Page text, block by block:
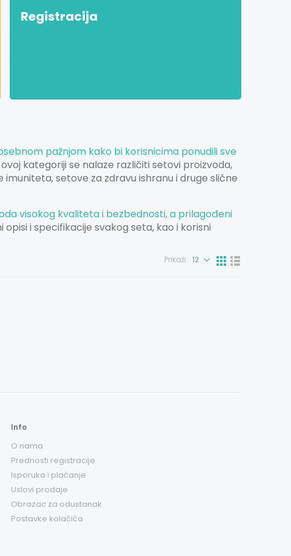
Registracija
pažnjom kako bi korisnicima ponudili sve
ovoj kategoriji se nalaze različiti setovi proizvoda,
setove za zdravu ishranu i druge slične
visokog kvaliteta i bezbednosti, a prilagođeni
opisi i specifikacije svakog seta, kao i korisni
Prikaži:
Info
O nama
Prednosti registracije
Isporuka i plaćanje
Uslovi prodaje
Obrazac za odustanak
Postavke kolačića